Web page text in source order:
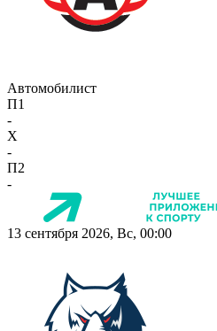
Автомобилист
П1
-
X
-
П2
-
13 сентября 2026, Вс, 00:00